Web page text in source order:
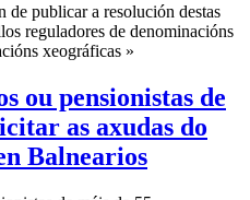
publicar a resolución destas
reguladores de denominacións
xeográficas »
ou pensionistas de
as axudas do
Balnearios